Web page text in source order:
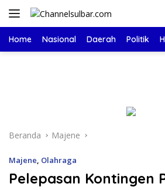
Langsung
Home Nasional Daerah Politik
Beranda Majene
Majene, Olahraga
Pelepasan Kontingen